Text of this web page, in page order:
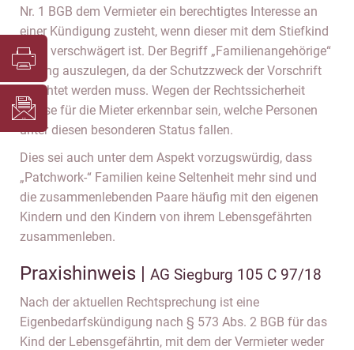
Nr. 1 BGB dem Vermieter ein berechtigtes Interesse an
einer Kündigung zusteht, wenn dieser mit dem Stiefkind
nicht verschwägert ist. Der Begriff „Familienangehörige“
sei eng auszulegen, da der Schutzzweck der Vorschrift
beachtet werden muss. Wegen der Rechtssicherheit
müsse für die Mieter erkennbar sein, welche Personen
unter diesen besonderen Status fallen.
Dies sei auch unter dem Aspekt vorzugswürdig, dass
„Patchwork-“ Familien keine Seltenheit mehr sind und
die zusammenlebenden Paare häufig mit den eigenen
Kindern und den Kindern von ihrem Lebensgefährten
zusammenleben.
Praxishinweis | AG Siegburg 105 C 97/18
Nach der aktuellen Rechtsprechung ist eine
Eigenbedarfskündigung nach § 573 Abs. 2 BGB für das
Kind der Lebensgefährtin, mit dem der Vermieter weder